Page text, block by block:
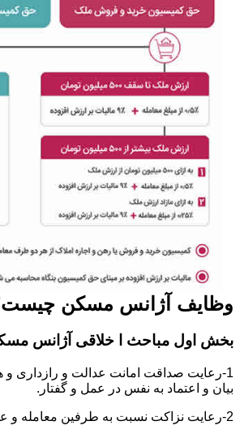
وظایف آژانس مسکن
بخش اول مباحث ا خلاقی آژانس
1-رعایت صداقت امانت عدالت و رازداری
بیان و اعتماد به نفس در عمل و گفتار.
2-رعایت نزاکت نسبت به طرفین معامله و عدم تبعیض بین ایشان.